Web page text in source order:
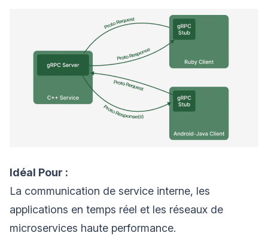
Idéal Pour :
La communication de service interne, les
applications en temps réel et les réseaux de
microservices haute performance.